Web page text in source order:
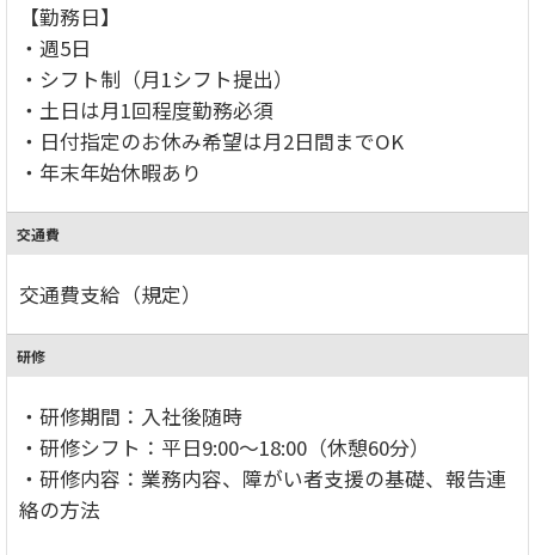
【勤務日】
・週5日
・シフト制（月1シフト提出）
・土日は月1回程度勤務必須
・日付指定のお休み希望は月2日間までOK
・年末年始休暇あり
交通費
交通費支給（規定）
研修
・研修期間：入社後随時
・研修シフト：平日9:00～18:00（休憩60分）
・研修内容：業務内容、障がい者支援の基礎、報告連
絡の方法